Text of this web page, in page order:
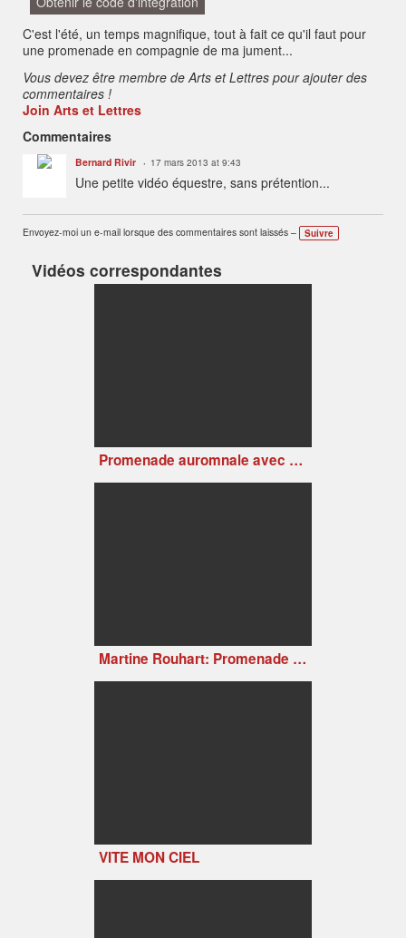
C'est l'été, un temps magnifique, tout à fait ce qu'il faut pour
une promenade en compagnie de ma jument...
Vous devez être membre de Arts et Lettres pour ajouter des
commentaires !
Join Arts et Lettres
Commentaires
Bernard Rivir 17 mars 2013 at 9:43
Une petite vidéo équestre, sans prétention...
Envoyez-moi un e-mail lorsque des commentaires sont laissés – Suivre
Vidéos correspondantes
Promenade auromnale avec Freddy Sosson
Martine Rouhart: Promenade intime avec Debussy
VITE MON CIEL